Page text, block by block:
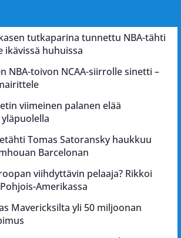
tutkaparina tunnettu NBA-tähti
ikävissä huhuissa
NBA-toivon NCAA-siirrolle sinetti –
viimeinen palanen elää
Tomas Satoransky haukkuu
Barcelonan
viihdyttävin pelaaja? Rikkoi
Amerikassa
Mavericksilta yli 50 miljoonan